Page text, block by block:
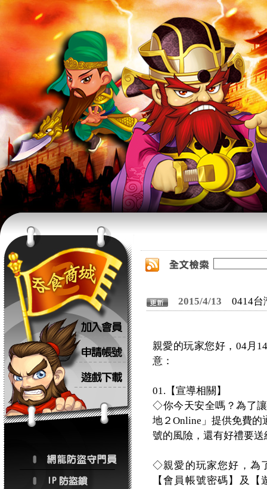
2015/4/13 0414台
親愛的玩家您好，04月
意：
01.【宣導相關】
◇你今天安全嗎？為了
地２Online」提供免費
號的風險，還有好禮要送
◇親愛的玩家您好，為
【會員帳號密碼】及